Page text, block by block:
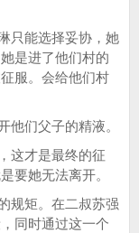
能选择妥协，她
是进了他们村的
服。会给他们村
们父子的精液。
才是最终的征
要她无法离开。
矩。在二叔苏强
同时通过这一个